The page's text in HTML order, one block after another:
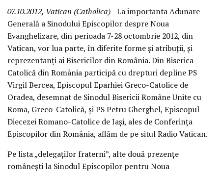
07.10.2012, Vatican (Catholica)- La importanta Adunare
Generală a Sinodului Episcopilor despre Noua
Evanghelizare, din perioada 7-28 octombrie 2012, din
Vatican, vor lua parte, în diferite forme şi atribuţii, şi
reprezentanţi ai Bisericilor din România. Din Biserica
Catolică din România participă cu drepturi depline PS
Virgil Bercea, Episcopul Eparhiei Greco-Catolice de
Oradea, desemnat de Sinodul Bisericii Române Unite cu
Roma, Greco-Catolică, şi PS Petru Gherghel, Episcopul
Diecezei Romano-Catolice de Iaşi, ales de Conferinţa
Episcopilor din România, aflăm de pe situl Radio Vatican.
Pe lista „delegaţilor fraterni”, alte două prezenţe
româneşti la Sinodul Episcopilor pentru Noua